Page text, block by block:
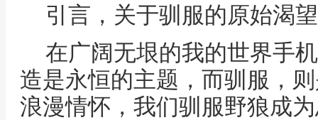
引言，关于驯服的原始渴望
在广阔无垠的我的世界手
造是永恒的主题，而驯服，
浪漫情怀，我们驯服野狼成